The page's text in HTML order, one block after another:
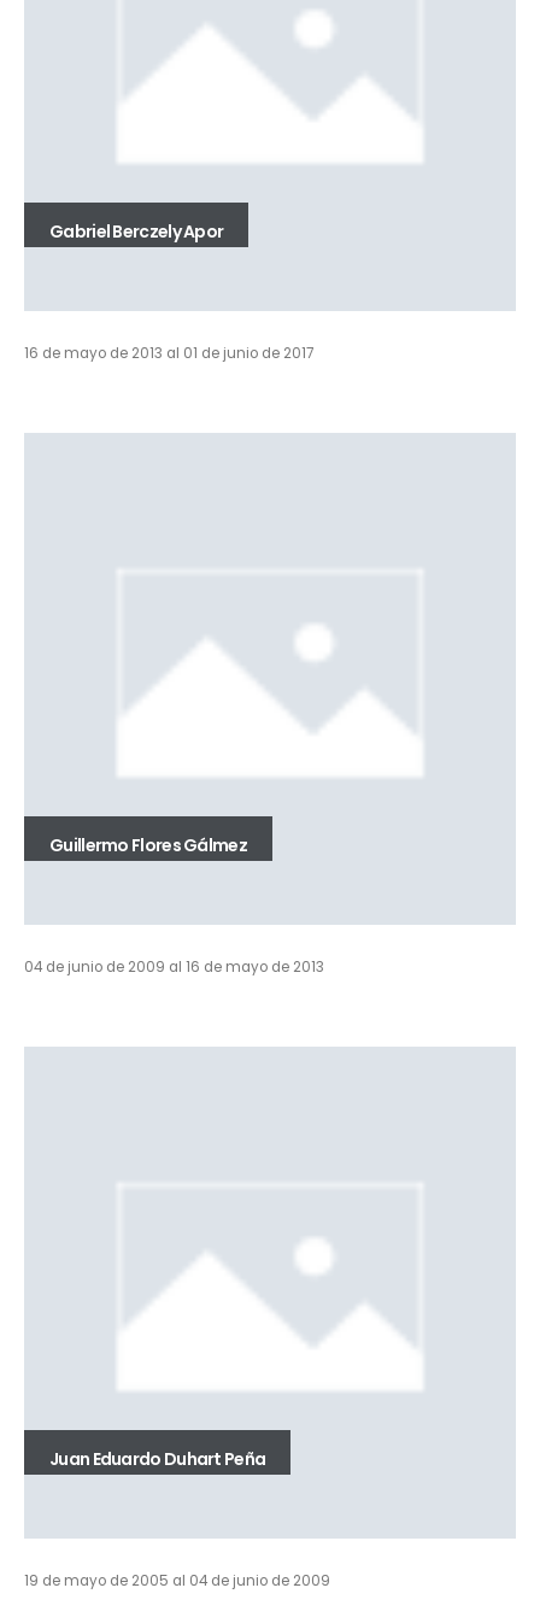
Gabriel Berczely Apor
16 de mayo de 2013 al 01 de junio de 2017
Guillermo Flores Gálmez
04 de junio de 2009 al 16 de mayo de 2013
Juan Eduardo Duhart Peña
19 de mayo de 2005 al 04 de junio de 2009